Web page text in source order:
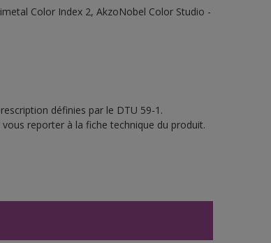
Color Index 2, AkzoNobel Color Studio -
définies par le DTU 59-1.
reporter à la fiche technique du produit.